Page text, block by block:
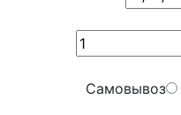
Самовывоз